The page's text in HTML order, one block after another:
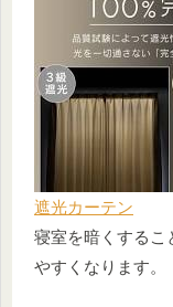
遮光カーテン
寝室を暗くするこ
やすくなります。